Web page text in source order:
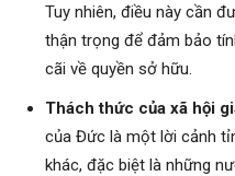
Tuy nhiên, điều này cần
thận trọng để đảm bảo
cãi về quyền sở hữu.
Thách thức của xã hội
của Đức là một lời cảnh
khác, đặc biệt là những